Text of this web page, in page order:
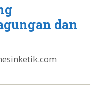
dan